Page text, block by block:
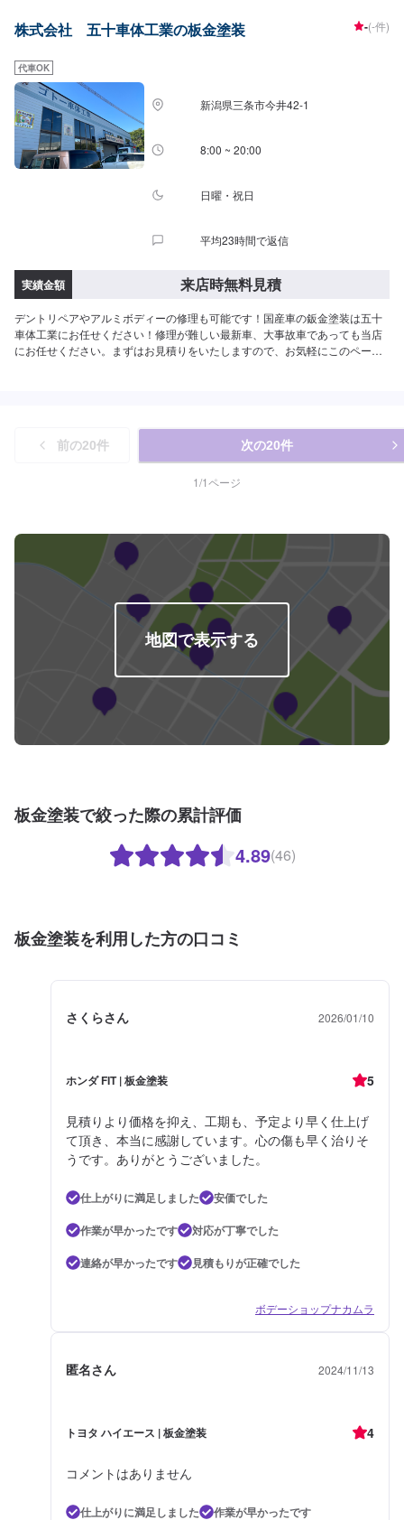
株式会社 五十車体工業の板金塗装 -(-件)
代車OK
新潟県三条市今井42-1
8:00 ~ 20:00
日曜・祝日
平均23時間で返信
実績金額 来店時無料見積
デントリペアやアルミボディーの修理も可能です！国産車の鈑金塗装は五十
車体工業にお任せください！修理が難しい最新車、大事故車であっても当店
にお任せください。まずはお見積りをいたしますので、お気軽にこのページ
前の20件 次の20件
1/1ページ
地図で表示する
板金塗装で絞った際の累計評価
4.89(46)
板金塗装を利用した方の口コミ
さくらさん 2026/01/10
ホンダ FIT | 板金塗装 5
見積りより価格を抑え、工期も、予定より早く仕上げ
て頂き、本当に感謝しています。心の傷も早く治りそ
うです。ありがとうございました。
仕上がりに満足しました
安価でした
作業が早かったです
対応が丁寧でした
連絡が早かったです
見積もりが正確でした
ボデーショップナカムラ
匿名さん 2024/11/13
トヨタ ハイエース | 板金塗装 4
コメントはありません
仕上がりに満足しました 作業が早かったです